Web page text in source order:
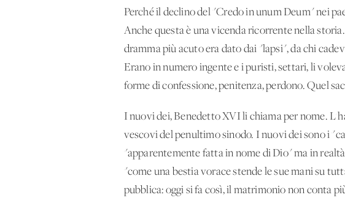
Perché il declino del "Credo in unum Deum" nei
Anche questa è una vicenda ricorrente nella
dramma più acuto era dato dai "lapsi", da chi
Erano in numero ingente e i puristi, settari, li
forme di confessione, penitenza, perdono. Quel
I nuovi dei, Benedetto XVI li chiama per nome.
vescovi del penultimo sinodo. I nuovi dei sono i
"apparentemente fatta in nome di Dio" ma in
"come una bestia vorace stende le sue mani su
pubblica: oggi si fa così, il matrimonio non